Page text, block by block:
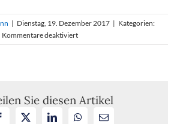
| Dienstag, 19. Dezember 2017 | Kategorien:
Kommentare deaktiviertfür
Beurkundung
Gesellschafterversammlungen
in
einer
Sie diesen Artikel
Facebook LinkedInWhatsApp
E-